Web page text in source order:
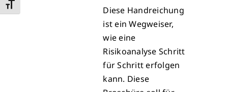
Schrift vergrößern
Diese Handreichung
ist ein Wegweiser,
wie eine
Risikoanalyse Schritt
für Schritt erfolgen
kann. Diese